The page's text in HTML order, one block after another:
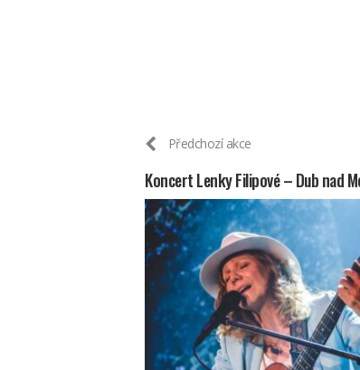
Předchozí akce
Koncert Lenky Filipové – Dub nad